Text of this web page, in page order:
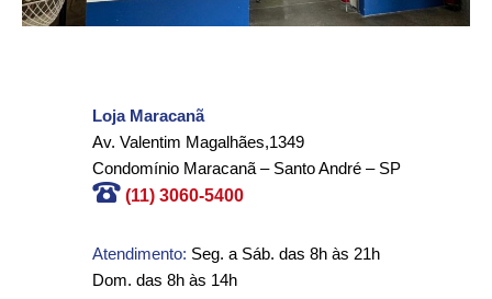
Loja Maracanã
Av. Valentim Magalhães,1349
Condomínio Maracanã – Santo André – SP
(11) 3060-5400
Atendimento: Seg. a Sáb. das 8h às 21h
Dom. das 8h às 14h